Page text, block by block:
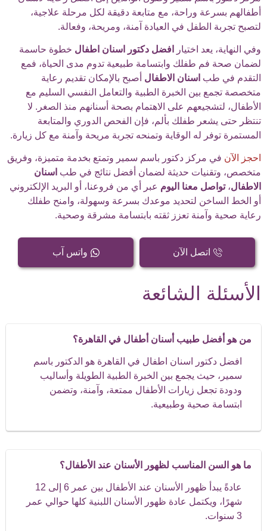
أطفالهم بسرعة وراحة، مع متابعة دقيقة لكل مرحلة علاجية،
لتصبح تجربة الطفل في العيادة آمنة، ومريحة، وفعالة.
وفي النهاية، يعد اختيار افضل دكتور اسنان اطفال خطوة حاسمة
لضمان صحة فم طفلك وابتسامة طبيعية تدوم مدى الحياة، فمع
التقدم في طب اسنان الاطفال أصبح بالإمكان تقديم رعاية
متخصصة تجمع بين الخبرة الطبية والتعامل النفسي السليم مع
الأطفال، لتشجيعهم على الاهتمام بصحة أسنانهم منذ الصغر. لا
تنتظر حتى يشعر طفلك بألم، فإن الفحص الدوري والمتابعة
المستمرة توفر له الوقاية وتمنحه تجربة مريحة وآمنة مع كل زيارة.
احجز الآن في مركز دكتور باسم سمير وتمتع بخدمة متميزة، وفريق
متخصص، وتقنيات حديثة لضمان أفضل نتائج في طب اسنان
الاطفال،تواصل معنا اليوم عبر أي من فروعنا، أو البريد الإلكتروني
أو الخط الساخن لتحديد موعدك بسرعة وسهولة، وامنح طفلك
رعاية صحية وآمنة تعزز ثقته بابتسامة مشرقة وصحية.
اتصل الآن واتس آب
الأسئلة الشائعة
من هو أفضل طبيب أسنان أطفال في القاهرة؟
افضل دكتور اسنان اطفال في القاهرة هو الدكتور باسم
سمير، حيث يجمع بين الخبرة الطبية الطويلة وأساليب
ودودة تجعل زيارات الأطفال ممتعة، وآمنة، وتضمن
ابتسامة صحية وطبيعية.
ما هو السن المناسب لظهور الأسنان عند الأطفال؟
عادةً يبدأ ظهور الأسنان عند الأطفال بين عمر 6 إلى 12
شهرًا، ويكتمل عادة ظهور الأسنان اللبنية كلها حوالي عمر
3 سنوات.